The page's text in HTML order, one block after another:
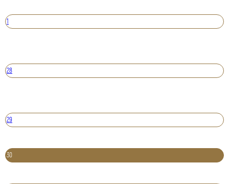
1
28
29
30